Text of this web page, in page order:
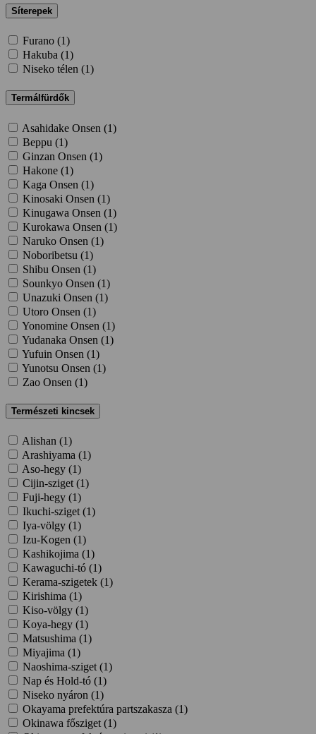
Síterepek
Furano (1)
Hakuba (1)
Niseko télen (1)
Termálfürdők
Asahidake Onsen (1)
Beppu (1)
Ginzan Onsen (1)
Hakone (1)
Kaga Onsen (1)
Kinosaki Onsen (1)
Kinugawa Onsen (1)
Kurokawa Onsen (1)
Naruko Onsen (1)
Noboribetsu (1)
Shibu Onsen (1)
Sounkyo Onsen (1)
Unazuki Onsen (1)
Utoro Onsen (1)
Yonomine Onsen (1)
Yudanaka Onsen (1)
Yufuin Onsen (1)
Yunotsu Onsen (1)
Zao Onsen (1)
Természeti kincsek
Alishan (1)
Arashiyama (1)
Aso-hegy (1)
Cijin-sziget (1)
Fuji-hegy (1)
Ikuchi-sziget (1)
Iya-völgy (1)
Izu-Kogen (1)
Kashikojima (1)
Kawaguchi-tó (1)
Kerama-szigetek (1)
Kirishima (1)
Kiso-völgy (1)
Koya-hegy (1)
Matsushima (1)
Miyajima (1)
Naoshima-sziget (1)
Nap és Hold-tó (1)
Niseko nyáron (1)
Okayama prefektúra partszakasza (1)
Okinawa fősziget (1)